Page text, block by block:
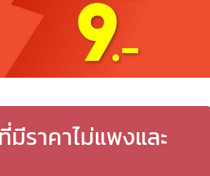
มีราคาไม่แพงและ